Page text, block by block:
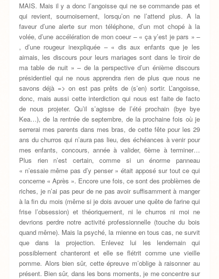
MAIS. Mais il y a donc l’angoisse qui ne se commande pas et
qui revient, sournoisement, lorsqu’on ne l’attend plus. A la
faveur d’une alerte sur mon téléphone, d’un mot chopé à la
volée, d’une accélération de mon coeur – « ça y’est je pars » –
, d’une rougeur inexpliquée – « dis aux enfants que je les
aimais, les discours pour leurs mariages sont dans le tiroir de
ma table de nuit » – de la perspective d’un énième discours
présidentiel qui ne nous apprendra rien de plus que nous ne
savons déjà => on est pas prêts de (s’en) sortir. L’angoisse,
donc, mais aussi cette interdiction qui nous est faite de facto
de nous projeter. Qu’il s’agisse de l’été prochain (bye bye
Kea…), de la rentrée de septembre, de la prochaine fois où je
serrerai mes parents dans mes bras, de cette fête pour les 29
ans du churros qui n’aura pas lieu, des échéances à venir pour
mes enfants, concours, année à valider, 6ème à terminer…
Plus rien n’est certain, comme si un énorme panneau
« n’essaie même pas d’y penser » était apposé sur tout ce qui
concerne « Après ». Encore une fois, ce sont des problèmes de
riches, je n’ai pas peur de ne pas avoir suffisamment à manger
à la fin du mois (même si je dois avouer une quête de farine qui
frise l’obsession) et théoriquement, ni le churros ni moi ne
devrions perdre notre activité professionnelle (touche du bois
quand même). Mais la psyché, la mienne en tous cas, ne survit
que dans la projection. Enlevez lui les lendemain qui
possiblement chanteront et elle se flétrit comme une vieille
pomme. Alors bien sûr, cette épreuve m’oblige à raisonner au
présent. Bien sûr, dans les bons moments, je me concentre sur